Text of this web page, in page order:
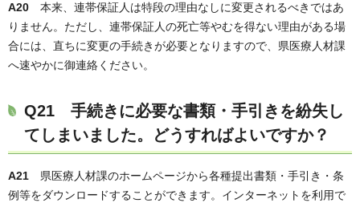
A20 本来、連帯保証人は特段の理由なしに変更されるべきではあ
りません。ただし、連帯保証人の死亡等やむを得ない理由がある場
合には、直ちに変更の手続きが必要となりますので、県医療人材課
へ速やかに御連絡ください。
Q21 手続きに必要な書類・手引きを紛失し
てしまいました。どうすればよいですか？
A21 県医療人材課のホームページから各種提出書類・手引き・条
例等をダウンロードすることができます。インターネットを利用で